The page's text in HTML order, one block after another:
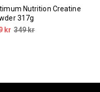
Nutrition Creatine
317g
kr 349 kr